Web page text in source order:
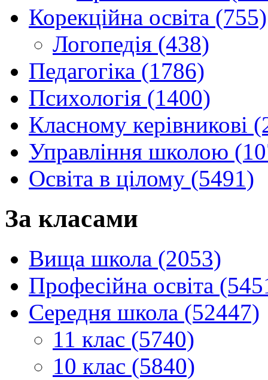
Корекційна освіта (755)
Логопедія (438)
Педагогіка (1786)
Психологія (1400)
Класному керівникові
Управління школою
Освіта в цілому (5491)
За класами
Вища школа (2053)
Професійна освіта
Середня школа (52447)
11 клас (5740)
10 клас (5840)